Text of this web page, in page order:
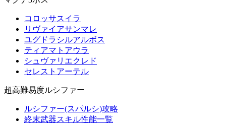
コロッサスイラ
リヴァイアサンマレ
ユグドラシルアルボス
ティアマトアウラ
シュヴァリエクレド
セレストアーテル
超高難易度ルシファー
ルシファー(スパルシ)攻略
終末武器スキル性能一覧